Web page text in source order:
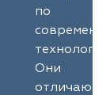
по
Они